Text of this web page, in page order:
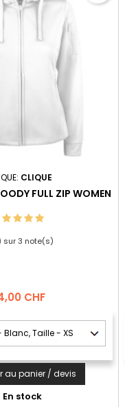
CLIQUE
FULL ZIP WOMEN
sur3 note(s)
CHF
au panier / devis
En stock